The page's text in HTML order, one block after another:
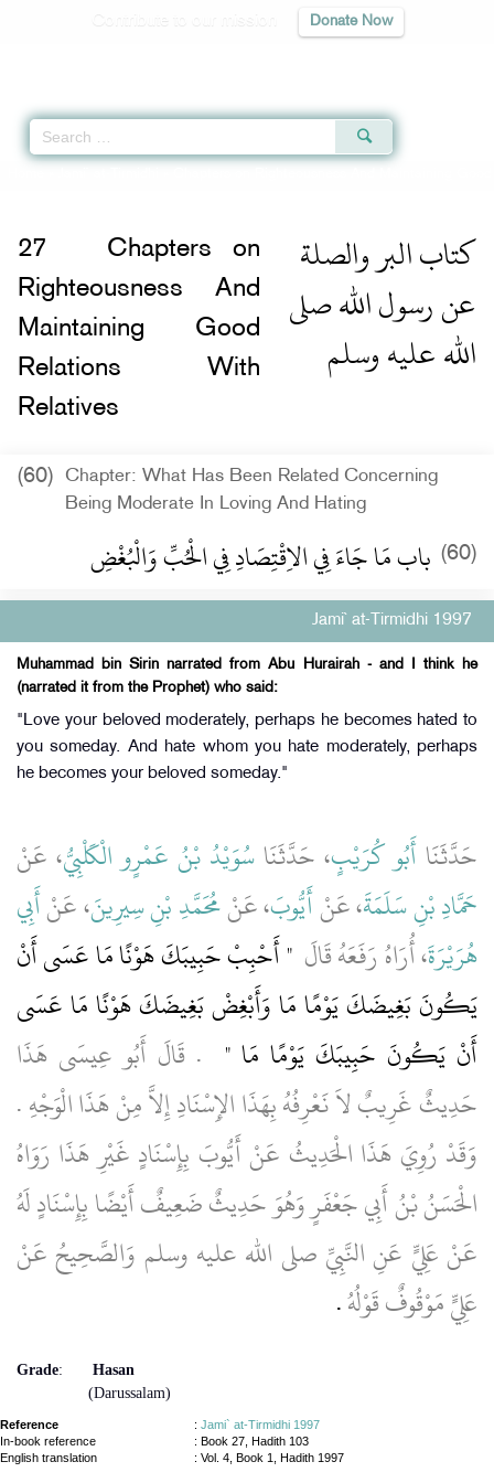
Donate Now
كتاب البر والصلة
عن رسول الله صلى
الله عليه وسلم
27
Chapters on
Righteousness And
Maintaining Good
Relations With
Relatives
(60)
Chapter: What Has Been Related Concerning
Being Moderate In Loving And Hating
(60) باب مَا جَاءَ فِي الاِقْتِصَادِ فِي الْحُبِّ وَالْبُغْضِ
Jami` at-Tirmidhi 1997
Muhammad bin Sirin narrated from Abu Hurairah - and I think he
(narrated it from the Prophet) who said:
"Love your beloved moderately, perhaps he becomes hated to
you someday. And hate whom you hate moderately, perhaps
he becomes your beloved someday."
حَدَّثَنَا أَبُو كُرَيْبٍ، حَدَّثَنَاسُوَيْدُ بْنُ عَمْرٍو الْكَلْبِيُّ، عَنْ
حَمَّادِ بْنِ سَلَمَةَ، عَنْأَيُّوبَ، عَنْمُحَمَّدِ بْنِ سِيرِينَ، عَنْأَبِي
هُرَيْرَةَ، أُرَاهُ رَفَعَهُ قَالَ ‏ "‏ أَحْبِبْ حَبِيبَكَ هَوْنًا مَا عَسَى أَنْ
يَكُونَ بَغِيضَكَ يَوْمًا مَا وَأَبْغِضْ بَغِيضَكَ هَوْنًا مَا عَسَى
أَنْ يَكُونَ حَبِيبَكَ يَوْمًا مَا ‏" ‏ ‏.‏ قَالَ أَبُو عِيسَى هَذَا
حَدِيثٌ غَرِيبٌ لاَ نَعْرِفُهُ بِهَذَا الإِسْنَادِ إِلاَّ مِنْ هَذَا الْوَجْهِ ‏.‏
وَقَدْ رُوِيَ هَذَا الْحَدِيثُ عَنْ أَيُّوبَ بِإِسْنَادٍ غَيْرِ هَذَا رَوَاهُ
الْحَسَنُ بْنُ أَبِي جَعْفَرٍ وَهُوَ حَدِيثٌ ضَعِيفٌ أَيْضًا بِإِسْنَادٍ لَهُ
عَنْ عَلِيٍّ عَنِ النَّبِيِّ صلى الله عليه وسلم وَالصَّحِيحُ عَنْ
عَلِيٍّ مَوْقُوفٌ قَوْلُهُ‏.‏
Grade:
Hasan
(Darussalam)
Reference : Jami` at-Tirmidhi 1997
In-book reference
: Book 27, Hadith 103
English translation
: Vol. 4, Book 1, Hadith 1997